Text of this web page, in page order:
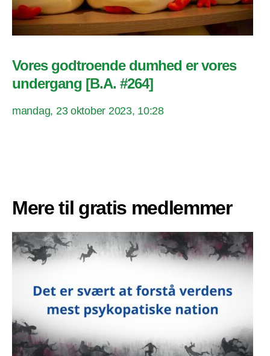
Vores godtroende dumhed er vores
undergang [B.A. #264]
mandag, 23 oktober 2023, 10:28
Mere til gratis medlemmer